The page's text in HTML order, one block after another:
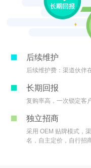
后续维护
后续维护费：渠道伙伴
长期回报
复购率高，一次锁定客
独立招商
采用 OEM 贴牌模式，
名，自主定价，自行招